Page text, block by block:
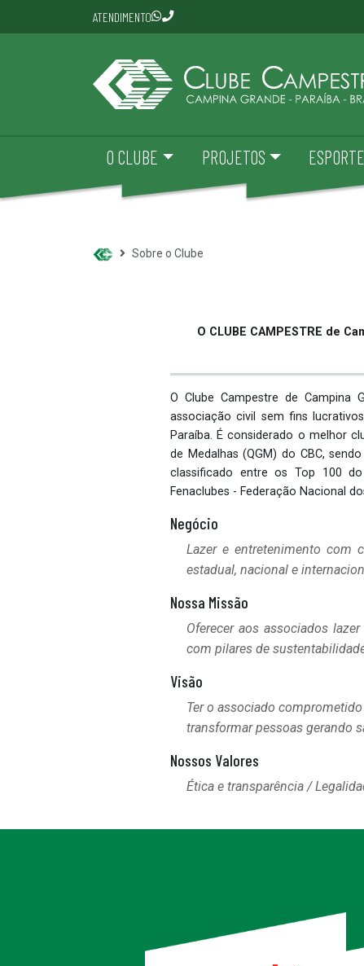
ATENDIMENTO
O CLUBE PROJETOS
Sobre o Clube
O CLUBE CAMPESTRE de
O Clube Campestre de
associação civil sem fins
Paraíba. É considerado o melhor
de Medalhas (QGM) do CBC,
classificado entre os Top 100
Fenaclubes - Federação Nacional
Negócio
Lazer e entretenimento com
estadual, nacional e
Nossa Missão
Oferecer aos associados
com pilares de
Visão
Ter o associado
transformar pessoas gerando
Nossos Valores
Ética e transparência /